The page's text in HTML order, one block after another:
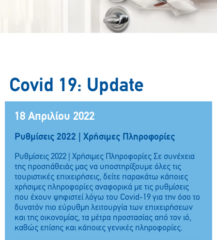
Covid 19: Update
18 Απριλίου 2022
Ρυθμίσεις 2022 | Χρήσιμες Πληροφορίες
Ρυθμίσεις 2022 | Χρήσιμες Πληροφορίες Σε συνέχεια
της προσπάθειάς μας να υποστηρίξουμε όλες τις
τουριστικές επιχειρήσεις, δείτε παρακάτω κάποιες
χρήσιμες πληροφορίες αναφορικά με τις ρυθμίσεις
που έχουν ψηφιστεί λόγω του Covid-19 για την όσο το
δυνατόν πιο εύρυθμη λειτουργία των επιχειρήσεων
και της οικονομίας, τα μέτρα προστασίας από τον ιό,
καθώς επίσης και κάποιες γενικές πληροφορίες.